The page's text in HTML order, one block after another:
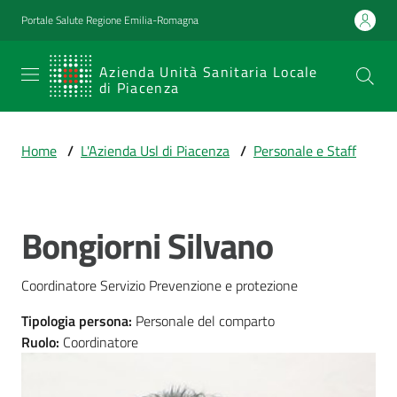
Vai al contenuto
Vai alla navigazione
Vai al footer
Portale Salute Regione Emilia-Romagna
Azienda Unità Sanitaria Locale
di Piacenza
SERVIZIO
SANITARIO
Emilia-
Sanitaria Locale
di Piacenza
Prestazioni
e
Home / L'Azienda Usl di Piacenza / Personale e Staff
Salta al contenuto
Bongiorni Silvano
Coordinatore Servizio Prevenzione e protezione
Tipologia persona: Personale del comparto
Ruolo: Coordinatore